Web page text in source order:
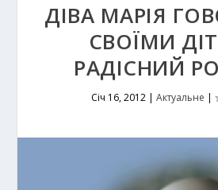
ДІВА МАРІЯ
СВОЇМИ
РАДІСНИЙ
Січ 16, 2012 | Актуальне |